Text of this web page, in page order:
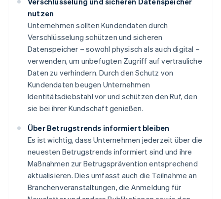
nutzen
Unternehmen sollten Kundendaten durch
Verschlüsselung schützen und sicheren
Datenspeicher – sowohl physisch als auch digital –
verwenden, um unbefugten Zugriff auf vertrauliche
Daten zu verhindern. Durch den Schutz von
Kundendaten beugen Unternehmen
Identitätsdiebstahl vor und schützen den Ruf, den
sie bei ihrer Kundschaft genießen.
Über Betrugstrends informiert bleiben
Es ist wichtig, dass Unternehmen jederzeit über die
neuesten Betrugstrends informiert sind und ihre
Maßnahmen zur Betrugsprävention entsprechend
aktualisieren. Dies umfasst auch die Teilnahme an
Branchenveranstaltungen, die Anmeldung für